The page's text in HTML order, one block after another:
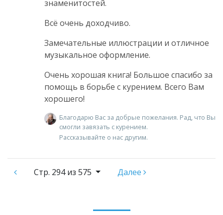
знаменитостей.
Всё очень доходчиво.
Замечательные иллюстрации и отличное
музыкальное оформление.
Очень хорошая книга! Большое спасибо за
помощь в борьбе с курением. Всего Вам
хорошего!
Благодарю Вас за добрые пожелания. Рад, что Вы
смогли завязать с курением.
Рассказывайте о нас другим.
Стр. 294 из 575 Далее